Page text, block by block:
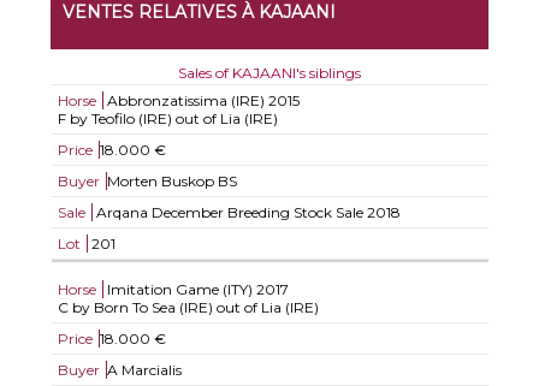
VENTES RELATIVES À KAJAANI
Sales of KAJAANI's siblings
Horse
Abbronzatissima (IRE) 2015
F by Teofilo (IRE) out of Lia (IRE)
Price 18.000 €
Buyer Morten Buskop BS
Sale
Arqana December Breeding Stock Sale 2018
Lot
201
Horse Imitation Game (ITY) 2017
C by Born To Sea (IRE) out of Lia (IRE)
Price 18.000 €
Buyer A Marcialis